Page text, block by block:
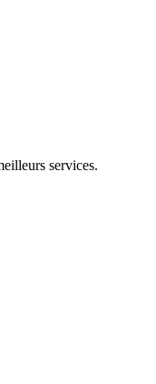
services.